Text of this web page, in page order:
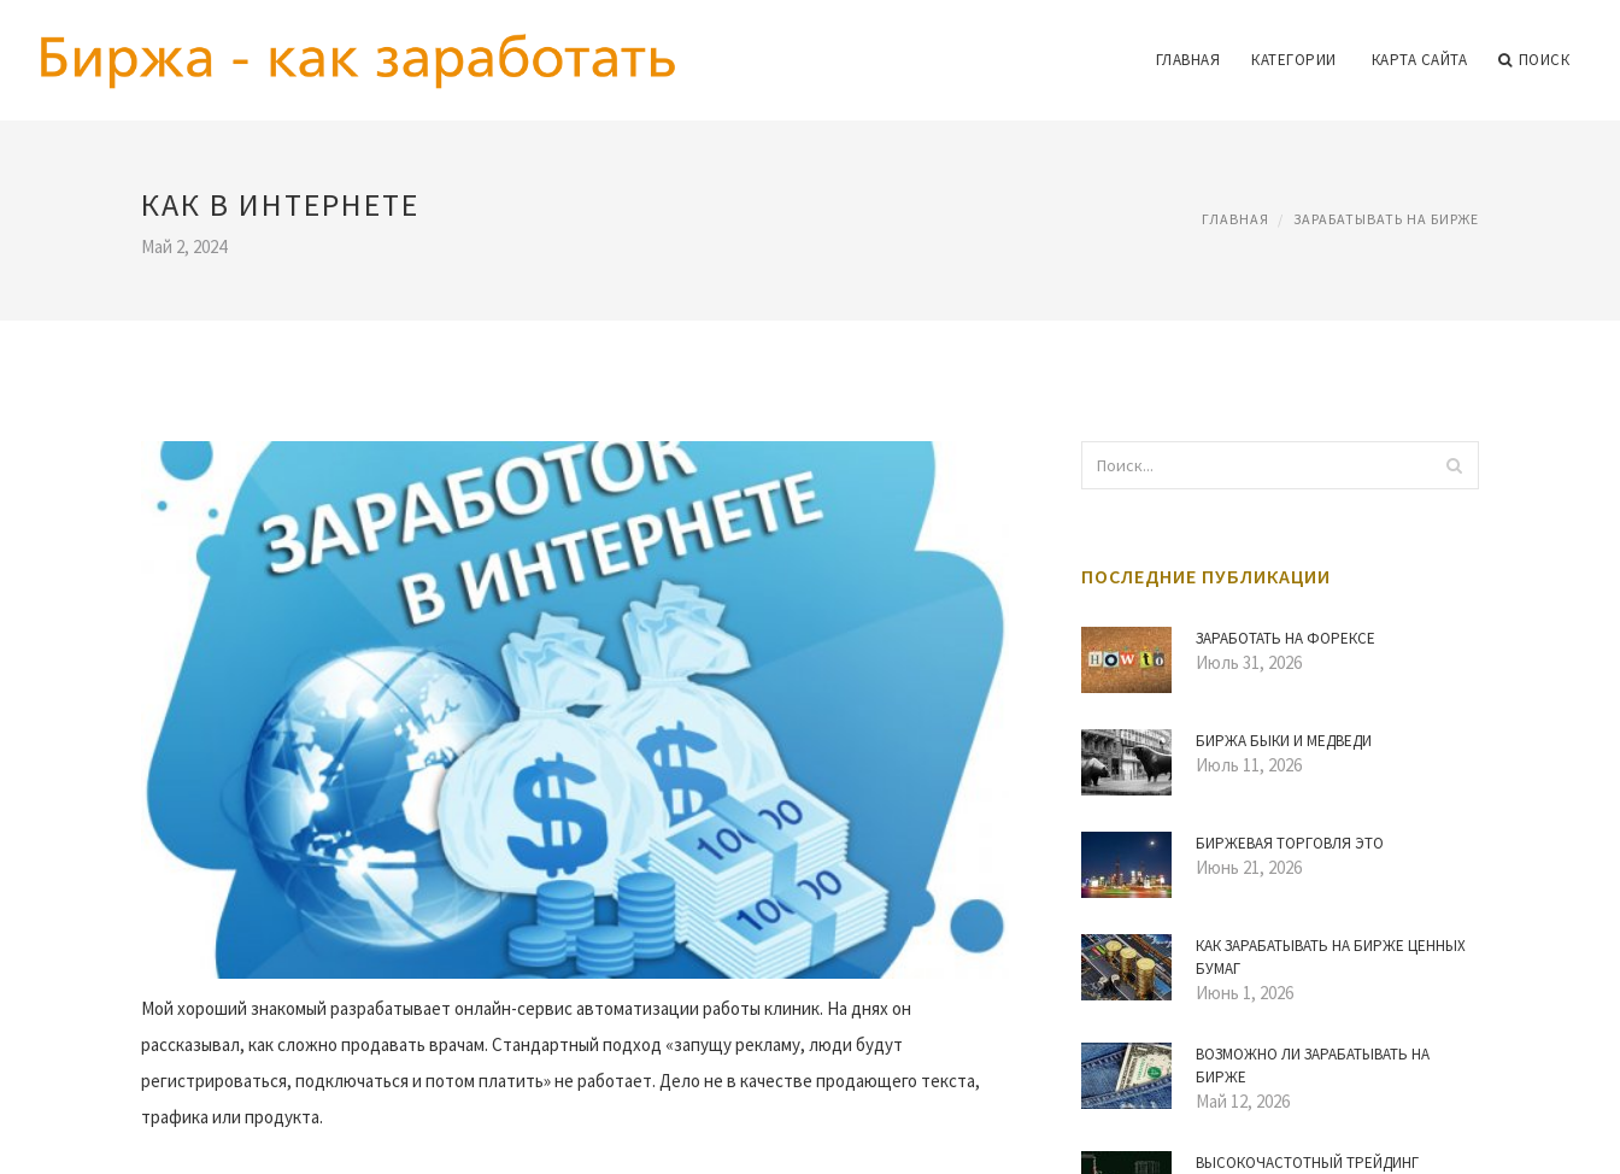
ГЛАВНАЯ КАТЕГОРИИ КАРТА САЙТА ПОИСК
КАК В ИНТЕРНЕТЕ
Май 2, 2024
ГЛАВНАЯ ЗАРАБАТЫВАТЬ НА БИРЖЕ
Мой хороший знакомый разрабатывает онлайн-сервис автоматизации работы клиник. На днях он
рассказывал, как сложно продавать врачам. Стандартный подход «запущу рекламу, люди будут
регистрироваться, подключаться и потом платить» не работает. Дело не в качестве продающего текста,
трафика или продукта.
ПОСЛЕДНИЕ ПУБЛИКАЦИИ
ЗАРАБОТАТЬ НА ФОРЕКСЕ
Июль 31, 2026
БИРЖА БЫКИ И МЕДВЕДИ
Июль 11, 2026
БИРЖЕВАЯ ТОРГОВЛЯ ЭТО
Июнь 21, 2026
КАК ЗАРАБАТЫВАТЬ НА БИРЖЕ ЦЕННЫХ
БУМАГ
Июнь 1, 2026
ВОЗМОЖНО ЛИ ЗАРАБАТЫВАТЬ НА
БИРЖЕ
Май 12, 2026
ВЫСОКОЧАСТОТНЫЙ ТРЕЙДИНГ